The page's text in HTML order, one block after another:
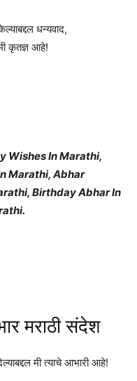
धन्यवाद,
कृतज्ञ आहे!
Wishes In Marathi,
Marathi, Abhar
Birthday Abhar In
मराठी संदेश
मी त्याचे आभारी आहे!